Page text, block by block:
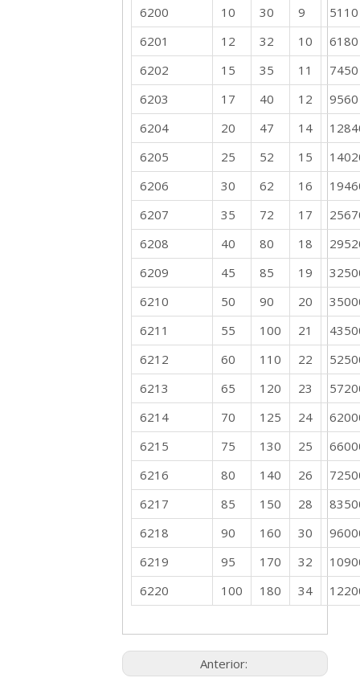
6200 10 30 9
5110
6201
12 32 10
6180
6202
15 35 11
7450
6203
17 40 12
9560
6204
20 47 14
6205
25 52 15
6206
30 62 16
6207
35 72 17
6208
40 80 18
6209
45 85 19
6210
50 90 20
6211
55 100 21
6212
60 110 22
6213
65 120 23
6214
70 125 24
6215
75 130 25
6216
80 140 26
6217
85 150 28
6218
90 160 30
6219
95 170 32
6220
100 180 34
Anterior: